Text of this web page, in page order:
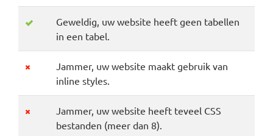
Geweldig, uw website heeft geen tabellen
in een tabel.
Jammer, uw website maakt gebruik van
inline styles.
Jammer, uw website heeft teveel CSS
bestanden (meer dan 8).